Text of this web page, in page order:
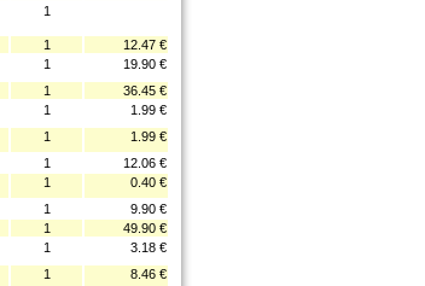
1
1
12.47 €
1
19.90 €
1
36.45 €
1
1.99 €
1
1.99 €
1
12.06 €
1
0.40 €
1
9.90 €
1
49.90 €
1
3.18 €
1
8.46 €